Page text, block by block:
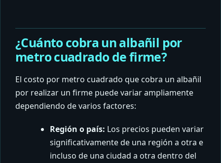
¿Cuánto cobra un albañil por
metro cuadrado de firme?
El costo por metro cuadrado que cobra un albañil
por realizar un firme puede variar ampliamente
dependiendo de varios factores:
Región o país: Los precios pueden variar
significativamente de una región a otra e
incluso de una ciudad a otra dentro del